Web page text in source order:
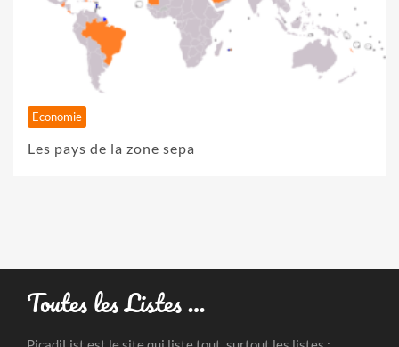
Economie
Les pays de la zone sepa
Toutes les Listes …